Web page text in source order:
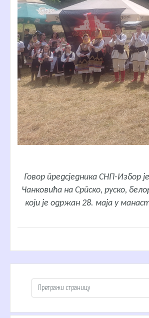
Говор предсједника СНП-Избор
Чанковића на Српско, руско,
који је одржан 28. маја у